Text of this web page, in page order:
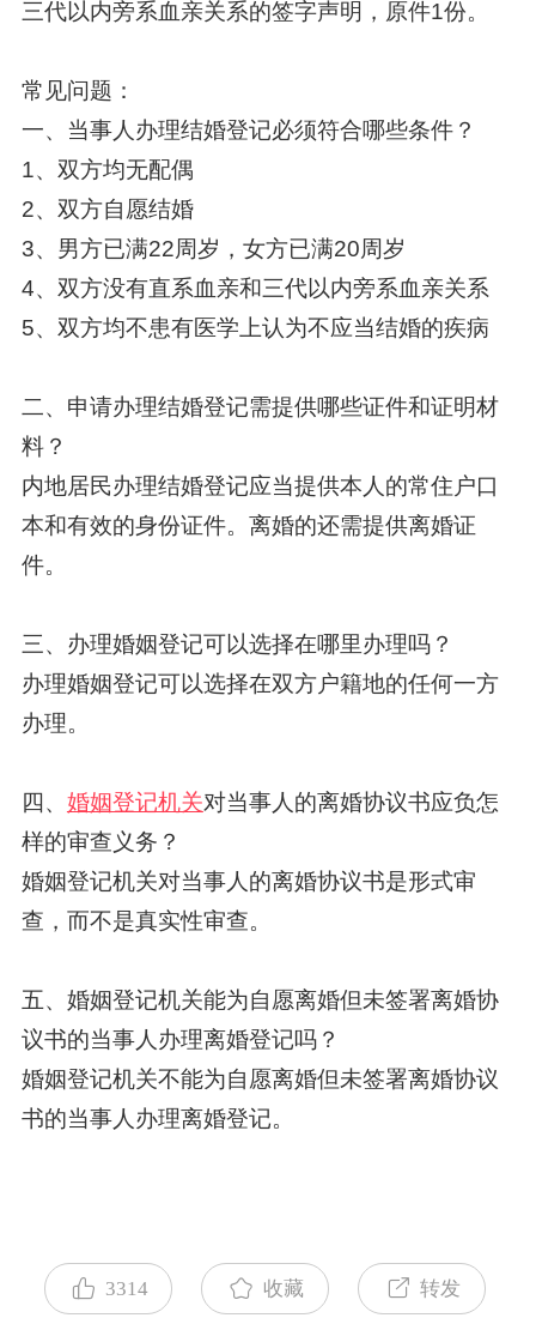
三代以内旁系血亲关系的签字声明，原件1份。
常见问题：
一、当事人办理结婚登记必须符合哪些条件？
1、双方均无配偶
2、双方自愿结婚
3、男方已满22周岁，女方已满20周岁
4、双方没有直系血亲和三代以内旁系血亲关系
5、双方均不患有医学上认为不应当结婚的疾病
二、申请办理结婚登记需提供哪些证件和证明材
料？
内地居民办理结婚登记应当提供本人的常住户口
本和有效的身份证件。离婚的还需提供离婚证
件。
三、办理婚姻登记可以选择在哪里办理吗？
办理婚姻登记可以选择在双方户籍地的任何一方
办理。
四、 婚姻登记机关对当事人的离婚协议书应负怎
样的审查义务？
婚姻登记机关对当事人的离婚协议书是形式审
查，而不是真实性审查。
五、婚姻登记机关能为自愿离婚但未签署离婚协
议书的当事人办理离婚登记吗？
婚姻登记机关不能为自愿离婚但未签署离婚协议
书的当事人办理离婚登记。
3314 收藏 转发